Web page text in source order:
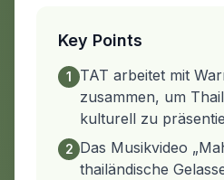
Key Points
1
TAT arbeitet mit
zusammen, um
kulturell zu
2 Das Musikvideo
thailändische